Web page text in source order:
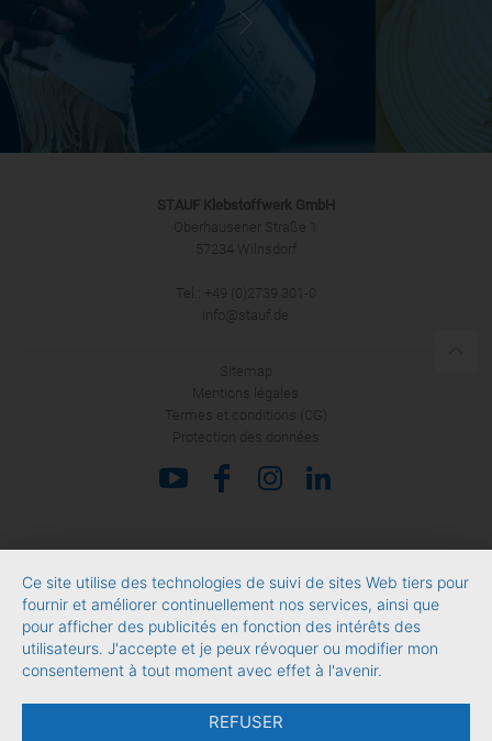
STAUF Klebstoffwerk GmbH
Oberhausener Straße 1
57234 Wilnsdorf
Tel.: +49 (0)2739 301-0
info@stauf.de
Sitemap
Mentions légales
Termes et conditions (CG)
Protection des données
Ce site utilise des technologies de suivi de sites Web tiers pour
fournir et améliorer continuellement nos services, ainsi que
pour afficher des publicités en fonction des intérêts des
utilisateurs. J'accepte et je peux révoquer ou modifier mon
consentement à tout moment avec effet à l'avenir.
REFUSER